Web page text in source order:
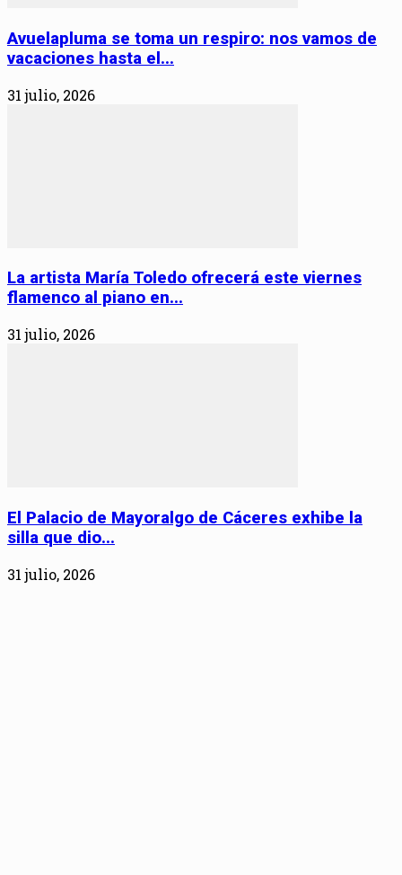
Avuelapluma se toma un respiro: nos vamos de
vacaciones hasta el...
31 julio, 2026
La artista María Toledo ofrecerá este viernes
flamenco al piano en...
31 julio, 2026
El Palacio de Mayoralgo de Cáceres exhibe la
silla que dio...
31 julio, 2026